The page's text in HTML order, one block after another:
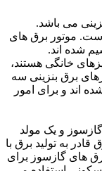
می باشد.
موتور برق های
شده اند.
خانگی هستند،
برق بنزینی سه
اند و برای امور
و یک مولد
به تولید برق با
های گازسوز برای